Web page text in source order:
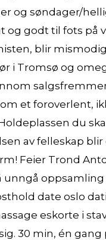
og søndager/
og godt til fots på
blir
i Tromsø og
et foroverlent,
du
av felleskap
Feier Trond
unngå
date oslo
eskorte i
30 min, én